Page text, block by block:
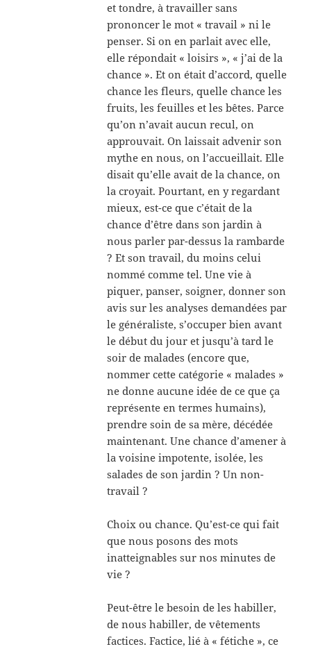
et tondre, à travailler sans
prononcer le mot « travail » ni le
penser. Si on en parlait avec elle,
elle répondait « loisirs », « j’ai de la
chance ». Et on était d’accord, quelle
chance les fleurs, quelle chance les
fruits, les feuilles et les bêtes. Parce
qu’on n’avait aucun recul, on
approuvait. On laissait advenir son
mythe en nous, on l’accueillait. Elle
disait qu’elle avait de la chance, on
la croyait. Pourtant, en y regardant
mieux, est-ce que c’était de la
chance d’être dans son jardin à
nous parler par-dessus la rambarde
? Et son travail, du moins celui
nommé comme tel. Une vie à
piquer, panser, soigner, donner son
avis sur les analyses demandées par
le généraliste, s’occuper bien avant
le début du jour et jusqu’à tard le
soir de malades (encore que,
nommer cette catégorie « malades »
ne donne aucune idée de ce que ça
représente en termes humains),
prendre soin de sa mère, décédée
maintenant. Une chance d’amener à
la voisine impotente, isolée, les
salades de son jardin ? Un non-
travail ?
Choix ou chance. Qu’est-ce qui fait
que nous posons des mots
inatteignables sur nos minutes de
vie ?
Peut-être le besoin de les habiller,
de nous habiller, de vêtements
factices. Factice, lié à « fétiche », ce